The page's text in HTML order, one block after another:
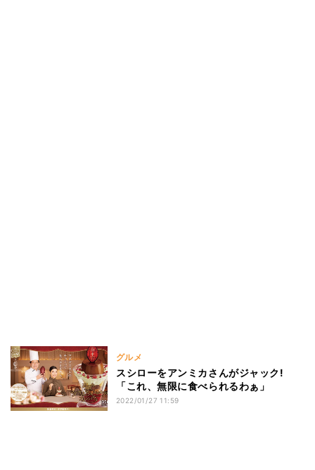
グルメ
スシローをアンミカさんがジャック!
「これ、無限に食べられるわぁ」
2022/01/27 11:59